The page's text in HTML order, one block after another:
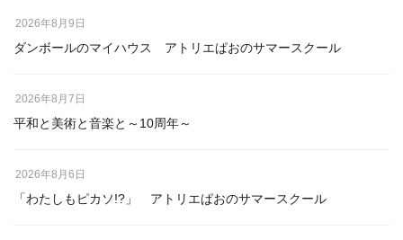
ダンボールのマイハウス アトリエぱおのサマースクール
2026年8月9日
平和と美術と音楽と～10周年～
2026年8月7日
「わたしもピカソ!?」 アトリエぱおのサマースクール
2026年8月6日